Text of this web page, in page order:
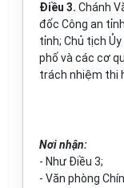
Điều 3. Chánh
đốc Công an
tỉnh; Chủ tịch
phố và các cơ
trách nhiệm thi
Nơi nhận:
- Như Điều 3;
- Văn phòng